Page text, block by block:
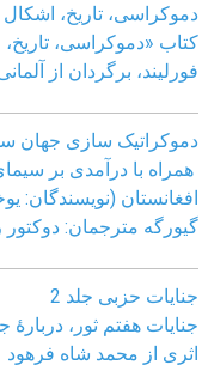
دموکراسی، تاريخ، اشکال
کتاب «دموکراسی،
فورليند، برگردان از
دموکراتیک سازی جهان
همراه با درآمدی بر
افغانستان (نویسندگان:
گیورگه مترجمان:
جنایات حزبی جلد 2
جنایات هفتم ثور،
اثری از محمد شاه فرهود